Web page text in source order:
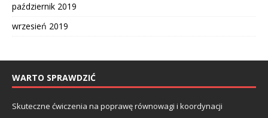
październik 2019
wrzesień 2019
WARTO SPRAWDZIĆ
Skuteczne ćwiczenia na poprawę równowagi i koordynacji